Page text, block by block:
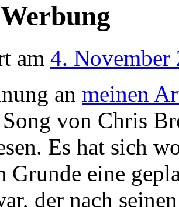
am 4. November
an meinen
von Chris
Es hat sich
Grunde eine
der nach